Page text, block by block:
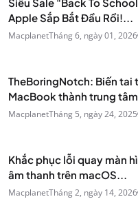
Apple Sắp Bắt Đầu Rồi!...
MacplanetTháng 6, ngày 01, 2026
TheBoringNotch: Biến tai
MacBook thành trung
MacplanetTháng 5, ngày 24, 2025
Khắc phục lỗi quay màn
âm thanh trên macOS...
MacplanetTháng 2, ngày 14, 2026